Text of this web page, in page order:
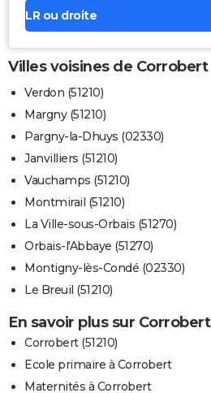
LR ou droite
Villes voisines de Corrobert
Verdon (51210)
Margny (51210)
Pargny-la-Dhuys (02330)
Janvilliers (51210)
Vauchamps (51210)
Montmirail (51210)
La Ville-sous-Orbais (51270)
Orbais-l'Abbaye (51270)
Montigny-lès-Condé (02330)
Le Breuil (51210)
En savoir plus sur Corrobert
Corrobert (51210)
Ecole primaire à Corrobert
Maternités à Corrobert